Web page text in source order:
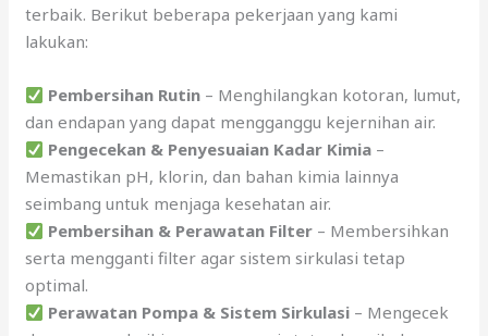
terbaik. Berikut beberapa pekerjaan yang kami
lakukan:
Pembersihan Rutin – Menghilangkan kotoran, lumut,
dan endapan yang dapat mengganggu kejernihan air.
Pengecekan & Penyesuaian Kadar Kimia –
Memastikan pH, klorin, dan bahan kimia lainnya
seimbang untuk menjaga kesehatan air.
Pembersihan & Perawatan Filter – Membersihkan
serta mengganti filter agar sistem sirkulasi tetap
optimal.
Perawatan Pompa & Sistem Sirkulasi – Mengecek